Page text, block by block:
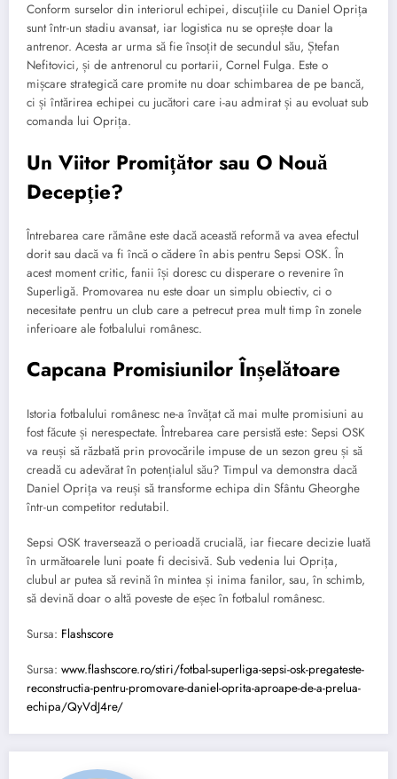
Conform surselor din interiorul echipei, discuțiile cu Daniel Oprița
sunt într-un stadiu avansat, iar logistica nu se oprește doar la
antrenor. Acesta ar urma să fie însoțit de secundul său, Ștefan
Nefitovici, și de antrenorul cu portarii, Cornel Fulga. Este o
mișcare strategică care promite nu doar schimbarea de pe bancă,
ci și întărirea echipei cu jucători care i-au admirat și au evoluat sub
comanda lui Oprița.
Un Viitor Promițător sau O Nouă
Decepție?
Întrebarea care rămâne este dacă această reformă va avea efectul
dorit sau dacă va fi încă o cădere în abis pentru Sepsi OSK. În
acest moment critic, fanii își doresc cu disperare o revenire în
Superligă. Promovarea nu este doar un simplu obiectiv, ci o
necesitate pentru un club care a petrecut prea mult timp în zonele
inferioare ale fotbalului românesc.
Capcana Promisiunilor Înșelătoare
Istoria fotbalului românesc ne-a învățat că mai multe promisiuni au
fost făcute și nerespectate. Întrebarea care persistă este: Sepsi OSK
va reuși să răzbată prin provocările impuse de un sezon greu și să
creadă cu adevărat în potențialul său? Timpul va demonstra dacă
Daniel Oprița va reuși să transforme echipa din Sfântu Gheorghe
într-un competitor redutabil.
Sepsi OSK traversează o perioadă crucială, iar fiecare decizie luată
în următoarele luni poate fi decisivă. Sub vedenia lui Oprița,
clubul ar putea să revină în mintea și inima fanilor, sau, în schimb,
să devină doar o altă poveste de eșec în fotbalul românesc.
Sursa: Flashscore
Sursa: www.flashscore.ro/stiri/fotbal-superliga-sepsi-osk-pregateste-
reconstructia-pentru-promovare-daniel-oprita-aproape-de-a-prelua-
echipa/QyVdJ4re/